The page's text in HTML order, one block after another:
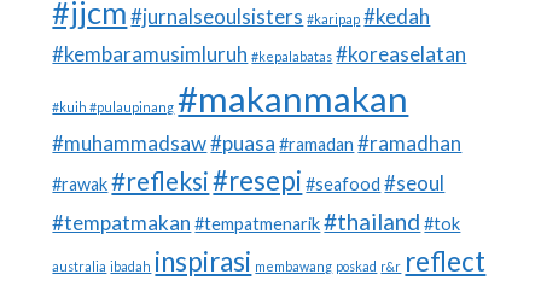
#jjcm #jurnalseoulsisters #karipap #kedah
#kembaramusimluruh #kepalabatas #koreaselatan
#kuih #pulaupinang #makanmakan
#muhammadsaw#puasa #ramadan #ramadhan
#rawak #refleksi#resepi #seafood #seoul
#tempatmakan #tempatmenarik #thailand #tok
australia ibadah inspirasi membawang poskad r&r reflect